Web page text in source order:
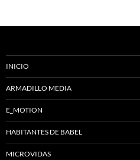
INICIO
ARMADILLO MEDIA
E_MOTION
HABITANTES DE BABEL
MICROVIDAS